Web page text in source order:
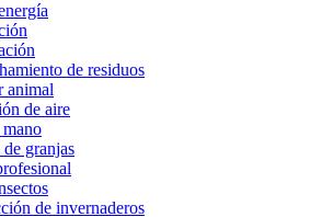
de residuos
animal
de aire
granjas
de invernaderos